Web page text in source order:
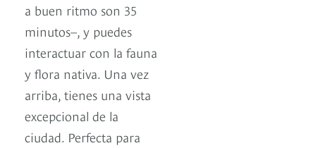
a buen ritmo son 35
minutos–, y puedes
interactuar con la fauna
y flora nativa. Una vez
arriba, tienes una vista
excepcional de la
ciudad. Perfecta para